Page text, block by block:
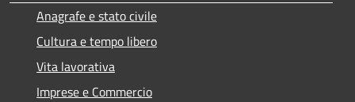
Anagrafe e stato civile
Cultura e tempo libero
Vita lavorativa
Imprese e Commercio